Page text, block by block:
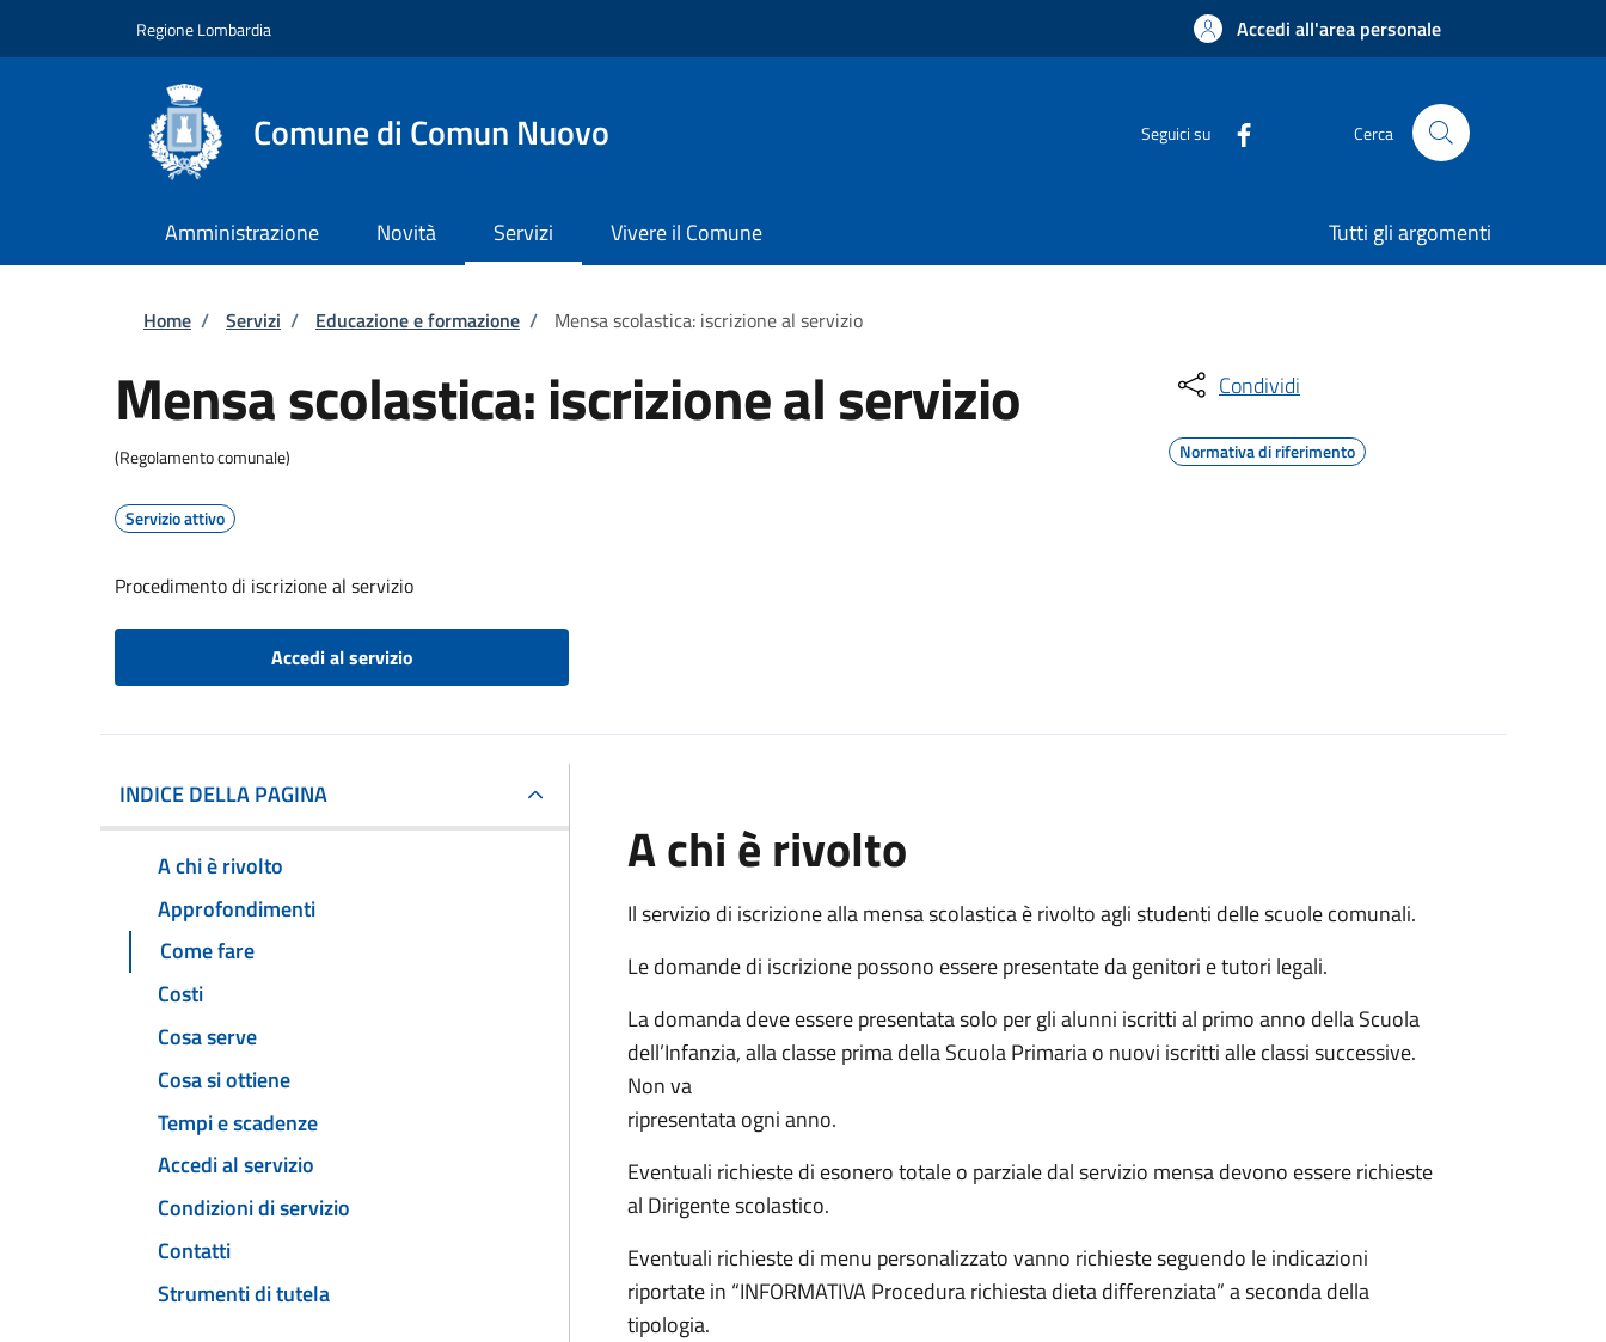
Regione Lombardia Accedi all'area personale
Comune di Comun Nuovo Seguici su Cerca
Amministrazione Novità Servizi Vivere il Comune Tutti gli argomenti
Briciole di pane
Home / Servizi / Educazione e formazione / Mensa scolastica: iscrizione al servizio
Mensa scolastica: iscrizione al servizio
(Regolamento comunale)
Servizio attivo
Procedimento di iscrizione al servizio
Accedi al servizio
Condividi
Normativa di riferimento
INDICE DELLA PAGINA
A chi è rivolto
Approfondimenti
Come fare
Costi
Cosa serve
Cosa si ottiene
Tempi e scadenze
Accedi al servizio
Condizioni di servizio
Contatti
Strumenti di tutela
A chi è rivolto
Il servizio di iscrizione alla mensa scolastica è rivolto agli studenti delle scuole comunali.
Le domande di iscrizione possono essere presentate da genitori e tutori legali.
La domanda deve essere presentata solo per gli alunni iscritti al primo anno della Scuola
dell’Infanzia, alla classe prima della Scuola Primaria o nuovi iscritti alle classi successive.
Non va
ripresentata ogni anno.
Eventuali richieste di esonero totale o parziale dal servizio mensa devono essere richieste
al Dirigente scolastico.
Eventuali richieste di menu personalizzato vanno richieste seguendo le indicazioni
riportate in “INFORMATIVA Procedura richiesta dieta differenziata” a seconda della
tipologia.